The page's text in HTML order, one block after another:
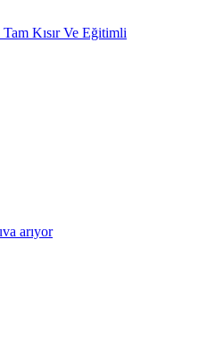
Tam Kısır Ve Eğitimli
arıyor